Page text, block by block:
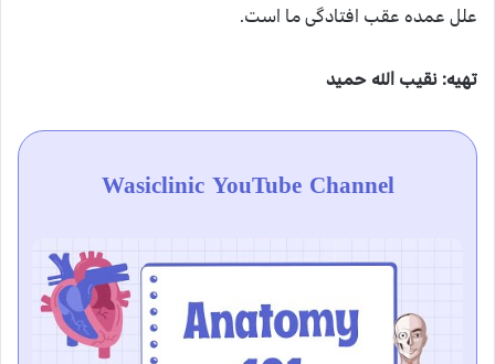
علل عمده عقب افتادگى ما است.
تهیه: نقيب الله حمید
Wasiclinic YouTube Channel